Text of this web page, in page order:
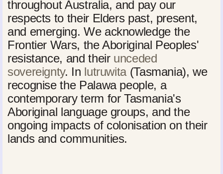
throughout Australia, and pay our
respects to their Elders past, present,
and emerging. We acknowledge the
Frontier Wars, the Aboriginal Peoples'
resistance, and their unceded
sovereignty. In lutruwita(Tasmania), we
recognise the Palawa people, a
contemporary term for Tasmania's
Aboriginal language groups, and the
ongoing impacts of colonisation on their
lands and communities.